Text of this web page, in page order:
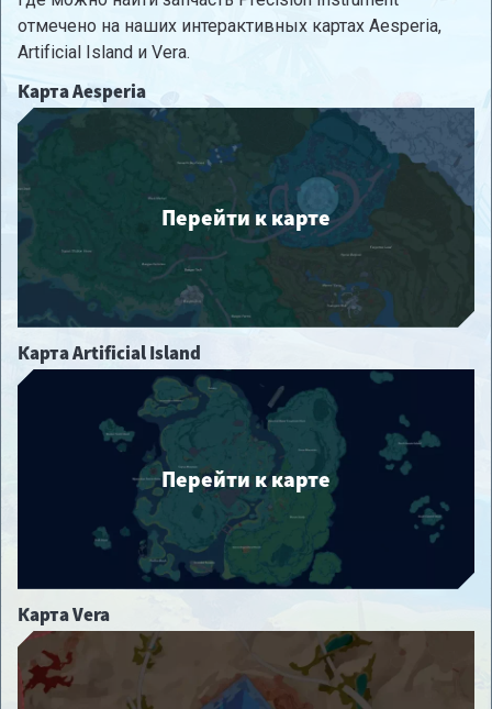
отмечено на наших интерактивных картах Aesperia,
Artificial Island и Vera.
Карта Aesperia
Перейти к карте
Карта Artificial Island
Перейти к карте
Карта Vera